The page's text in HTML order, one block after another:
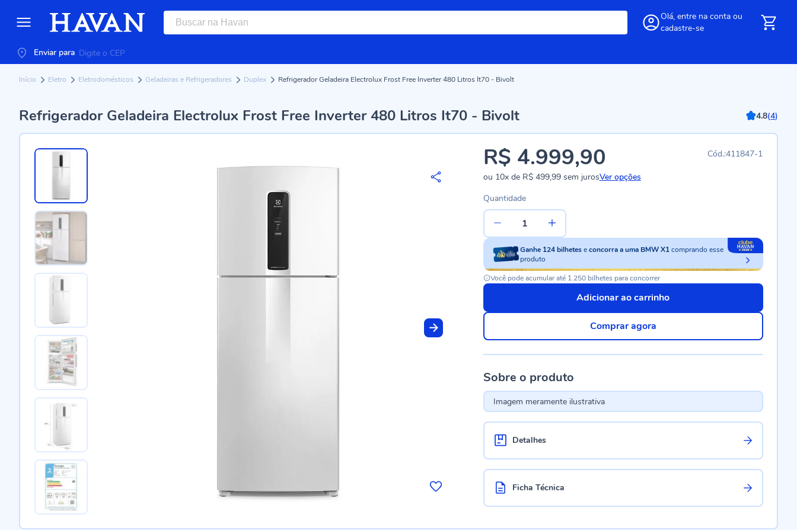
Olá, entre na conta ou
cadastre-se
Enviar para
Início Eletro Eletrodomésticos Geladeiras e Refrigeradores Duplex Refrigerador Geladeira Electrolux Frost Free Inverter 480 Litros It70 - Bivolt
Refrigerador Geladeira Electrolux Frost Free Inverter 480 Litros It70 - Bivolt 4.8(4)
411847-1
R$ 4.999,90
ou 10xde R$ 499,99sem jurosVer opções
Quantidade
Ganhe 124 bilhetes econcorra a uma BMW X1comprando esse
produto
Você pode acumular até 1.250 bilhetes para concorrer
Adicionar ao carrinho
Comprar agora
Sobre o produto
Imagem meramente ilustrativa
Detalhes
Ficha Técnica